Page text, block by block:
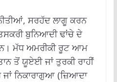
ਸਰਹੱਦ ਲਾਗੂ ਕਰਨ
ਬੁਨਿਆਦੀ ਢਾਂਚੇ ਦੇ
ਮੱਧ ਅਮਰੀਕੀ ਰੂਟ ਆਮ
ਤੋਂ ਯੂਏਈ ਜਾਂ ਤੁਰਕੀ ਰਾਹੀਂ
ਨਿਕਾਰਾਗੁਆ (ਜ਼ਿਆਦਾ